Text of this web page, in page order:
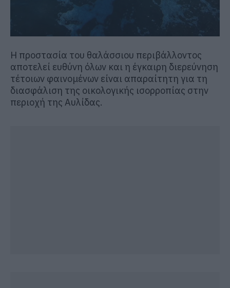
Η προστασία του θαλάσσιου περιβάλλοντος
αποτελεί ευθύνη όλων και η έγκαιρη διερεύνηση
τέτοιων φαινομένων είναι απαραίτητη για τη
διασφάλιση της οικολογικής ισορροπίας στην
περιοχή της Αυλίδας.